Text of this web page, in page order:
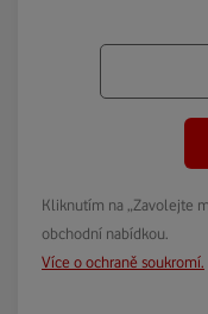
Kliknutím na „Zavolejte
obchodní nabídkou.
Více o ochraně soukromí.